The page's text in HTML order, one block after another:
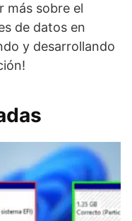
más sobre el
de datos en
y desarrollando